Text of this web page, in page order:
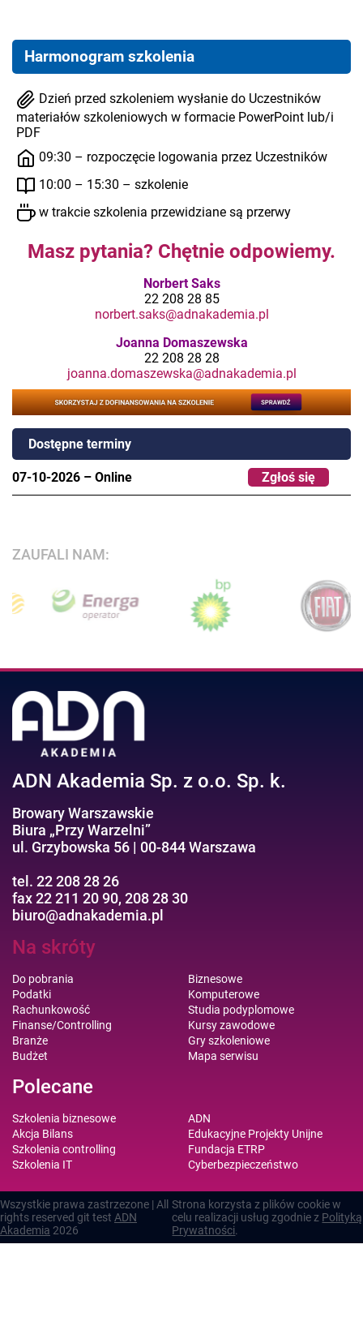
Harmonogram szkolenia
Dzień przed szkoleniem wysłanie do Uczestników
materiałów szkoleniowych w formacie PowerPoint lub/i
PDF
09:30 – rozpoczęcie logowania przez Uczestników
10:00 – 15:30 – szkolenie
w trakcie szkolenia przewidziane są przerwy
Masz pytania? Chętnie odpowiemy.
Norbert Saks
22 208 28 85
norbert.saks@adnakademia.pl
Joanna Domaszewska
22 208 28 28
joanna.domaszewska@adnakademia.pl
Dostępne terminy
07-10-2026 – Online Zgłoś się
ZAUFALI NAM:
ADN Akademia Sp. z o.o. Sp. k.
Browary Warszawskie
Biura „Przy Warzelni”
ul. Grzybowska 56 | 00-844 Warszawa
tel. 22 208 28 26
fax 22 211 20 90, 208 28 30
biuro@adnakademia.pl
Na skróty
Do pobrania
Podatki
Rachunkowość
Finanse/Controlling
Branże
Budżet
Biznesowe
Komputerowe
Studia podyplomowe
Kursy zawodowe
Gry szkoleniowe
Mapa serwisu
Polecane
Szkolenia biznesowe
Akcja Bilans
Szkolenia controlling
Szkolenia IT
ADN
Edukacyjne Projekty Unijne
Fundacja ETRP
Cyberbezpieczeństwo
Wszystkie prawa zastrzezone | All
rights reserved git test ADN
Akademia 2026
Strona korzysta z plików cookie w
celu realizacji usług zgodnie z Polityką
Prywatności.